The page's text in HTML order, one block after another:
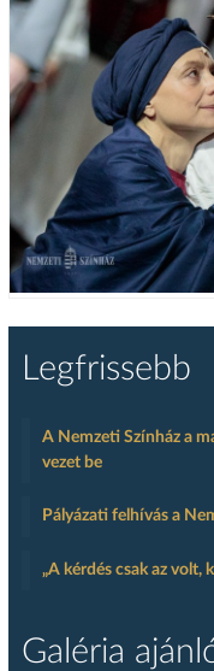
Legfrissebb
A Nemzeti Színház a
vezet be
Pályázati felhívás a
„A kérdés csak az volt,
Galéria